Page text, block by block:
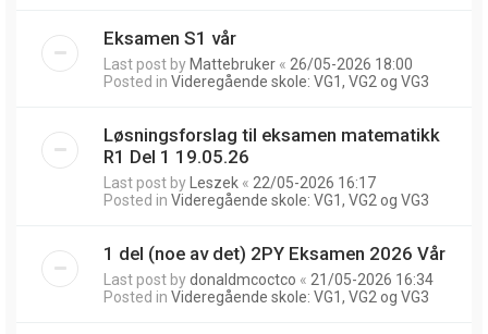
Eksamen S1 vår
Last post by Mattebruker « 26/05-2026 18:00
Posted in Videregående skole: VG1, VG2 og VG3
Løsningsforslag til eksamen matematikk
R1 Del 1 19.05.26
Last post by Leszek « 22/05-2026 16:17
Posted in Videregående skole: VG1, VG2 og VG3
1 del (noe av det) 2PY Eksamen 2026 Vår
Last post bydonaldmcoctco « 21/05-2026 16:34
Posted in Videregående skole: VG1, VG2 og VG3